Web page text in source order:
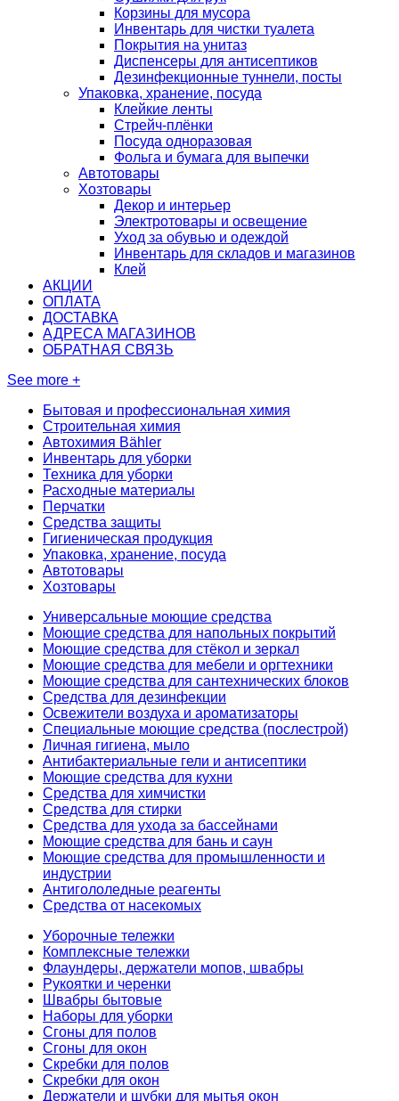
Корзины для мусора
Инвентарь для чистки туалета
Покрытия на унитаз
Диспенсеры для антисептиков
Дезинфекционные туннели, посты
Упаковка, хранение, посуда
Клейкие ленты
Стрейч-плёнки
Посуда одноразовая
Фольга и бумага для выпечки
Автотовары
Хозтовары
Декор и интерьер
Электротовары и освещение
Уход за обувью и одеждой
Инвентарь для складов и магазинов
Клей
АКЦИИ
ОПЛАТА
ДОСТАВКА
АДРЕСА МАГАЗИНОВ
ОБРАТНАЯ СВЯЗЬ
See more +
Бытовая и профессиональная химия
Строительная химия
Автохимия Bähler
Инвентарь для уборки
Техника для уборки
Расходные материалы
Перчатки
Средства защиты
Гигиеническая продукция
Упаковка, хранение, посуда
Автотовары
Хозтовары
Универсальные моющие средства
Моющие средства для напольных покрытий
Моющие средства для стёкол и зеркал
Моющие средства для мебели и оргтехники
Моющие средства для сантехнических блоков
Средства для дезинфекции
Освежители воздуха и ароматизаторы
Специальные моющие средства (послестрой)
Личная гигиена, мыло
Антибактериальные гели и антисептики
Моющие средства для кухни
Средства для химчистки
Средства для стирки
Средства для ухода за бассейнами
Моющие средства для бань и саун
Моющие средства для промышленности и
индустрии
Антигололедные реагенты
Средства от насекомых
Уборочные тележки
Комплексные тележки
Флаундеры, держатели мопов, швабры
Рукоятки и черенки
Швабры бытовые
Наборы для уборки
Сгоны для полов
Сгоны для окон
Скребки для полов
Скребки для окон
Держатели и шубки для мытья окон